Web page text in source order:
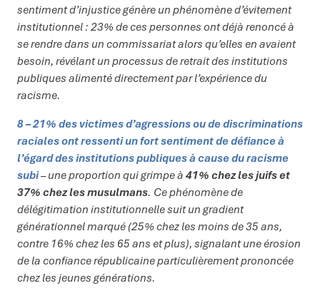
sentiment d’injustice génère un phénomène d’évitement
institutionnel : 23% de ces personnes ont déjà renoncé à
se rendre dans un commissariat alors qu’elles en avaient
besoin, révélant un processus de retrait des institutions
publiques alimenté directement par l’expérience du
racisme.
8 – 21% des victimes d’agressions ou de discriminations
raciales ont ressenti un fort sentiment de défiance à
l’égard des institutions publiques à cause du racisme
subi– une proportion qui grimpe à 41% chez les juifs et
37% chez les musulmans. Ce phénomène de
délégitimation institutionnelle suit un gradient
générationnel marqué (25% chez les moins de 35 ans,
contre 16% chez les 65 ans et plus), signalant une érosion
de la confiance républicaine particulièrement prononcée
chez les jeunes générations.